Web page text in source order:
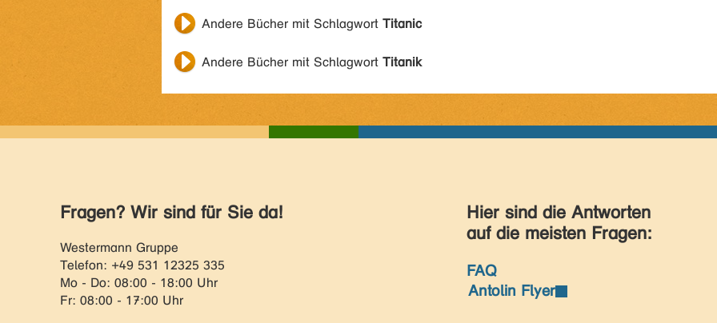
Andere Bücher mit Schlagwort Titanic
Andere Bücher mit Schlagwort Titanik